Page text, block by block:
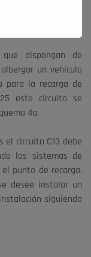
dispongan de
un vehículo
para la recarga de
25 este circuito se
4a.
el circuito C13 debe
los sistemas de
punto de recarga.
desee instalar un
siguiendo